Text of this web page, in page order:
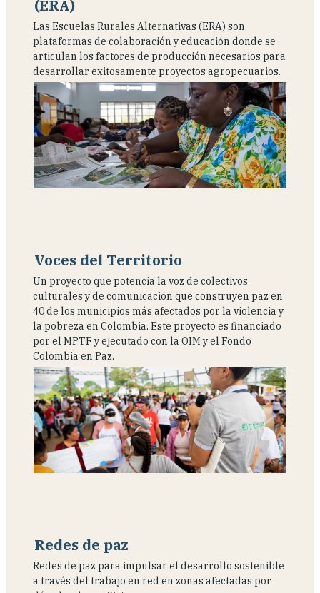
(ERA)
Las Escuelas Rurales Alternativas (ERA) son
plataformas de colaboración y educación donde se
articulan los factores de producción necesarios para
desarrollar exitosamente proyectos agropecuarios.
Voces del Territorio
Un proyecto que potencia la voz de colectivos
culturales y de comunicación que construyen paz en
40 de los municipios más afectados por la violencia y
la pobreza en Colombia. Este proyecto es financiado
por el MPTF y ejecutado con la OIM y el Fondo
Colombia en Paz.
Redes de paz
Redes de paz para impulsar el desarrollo sostenible
a través del trabajo en red en zonas afectadas por